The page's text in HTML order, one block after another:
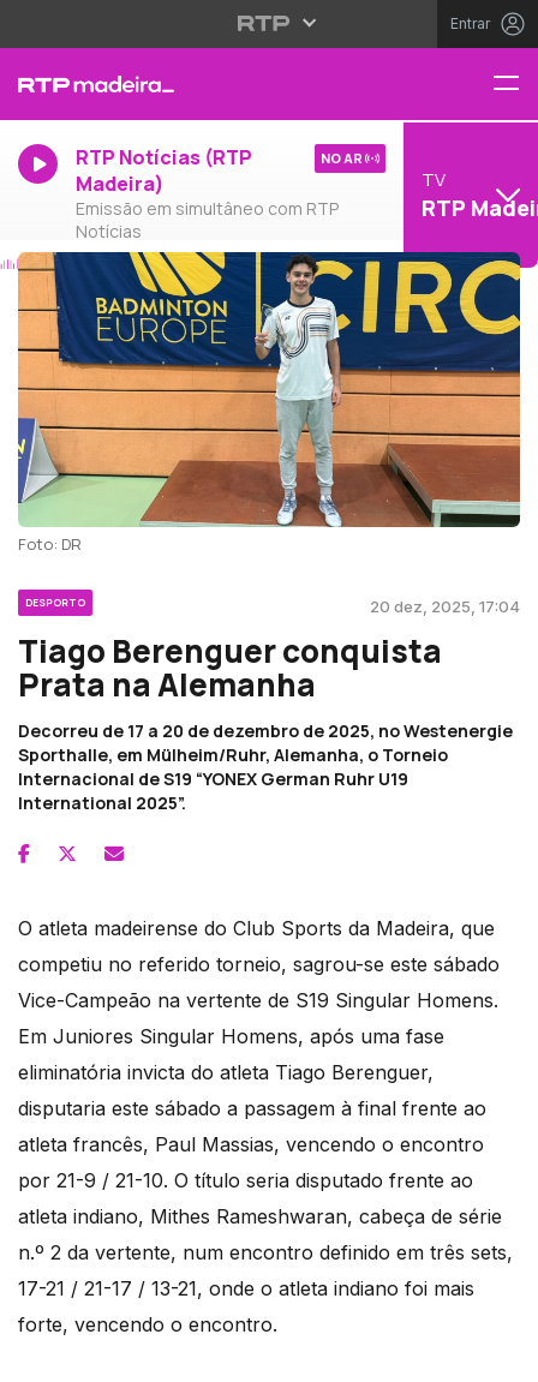
Entrar
RTP Notícias (RTP
Madeira)
Emissão em simultâneo com RTP
Notícias
NO AR
TV
RTP
Foto: DR
DESPORTO 20 dez, 2025, 17:04
Tiago Berenguer conquista
Prata na Alemanha
Decorreu de 17 a 20 de dezembro de 2025, no Westenergie
Sporthalle, em Mülheim/Ruhr, Alemanha, o Torneio
Internacional de S19 “YONEX German Ruhr U19
International 2025”.
O atleta madeirense do Club Sports da Madeira, que
competiu no referido torneio, sagrou-se este sábado
Vice-Campeão na vertente de S19 Singular Homens.
Em Juniores Singular Homens, após uma fase
eliminatória invicta do atleta Tiago Berenguer,
disputaria este sábado a passagem à final frente ao
atleta francês, Paul Massias, vencendo o encontro
por 21-9 / 21-10. O título seria disputado frente ao
atleta indiano, Mithes Rameshwaran, cabeça de série
n.º 2 da vertente, num encontro definido em três sets,
17-21 / 21-17 / 13-21, onde o atleta indiano foi mais
forte, vencendo o encontro.